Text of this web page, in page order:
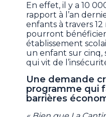
En effet, il y a 10
rapport à l’an
enfants à travers
pourront
établissement
un enfant sur cinq,
qui vit de
Une demande
programme qui
barrières